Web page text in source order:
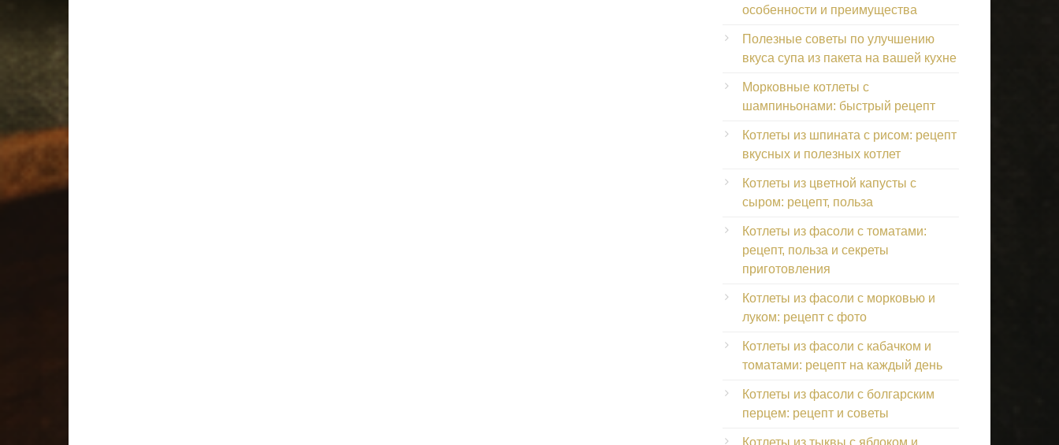
особенности и преимущества
Полезные советы по улучшению
вкуса супа из пакета на вашей кухне
Морковные котлеты с
шампиньонами: быстрый рецепт
Котлеты из шпината с рисом: рецепт
вкусных и полезных котлет
Котлеты из цветной капусты с
сыром: рецепт, польза
Котлеты из фасоли с томатами:
рецепт, польза и секреты
приготовления
Котлеты из фасоли с морковью и
луком: рецепт с фото
Котлеты из фасоли с кабачком и
томатами: рецепт на каждый день
Котлеты из фасоли с болгарским
перцем: рецепт и советы
Котлеты из тыквы с яблоком и